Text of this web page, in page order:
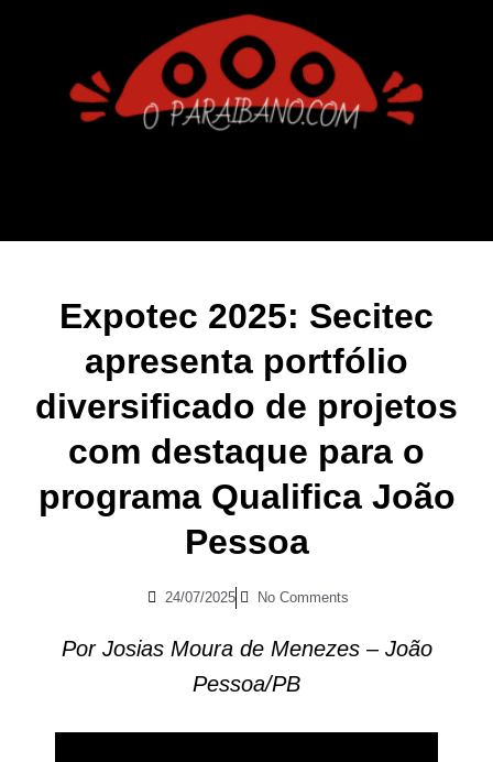
Expotec 2025: Secitec
apresenta portfólio
diversificado de projetos
com destaque para o
programa Qualifica João
Pessoa
24/07/2025 No Comments
Por Josias Moura de Menezes – João
Pessoa/PB